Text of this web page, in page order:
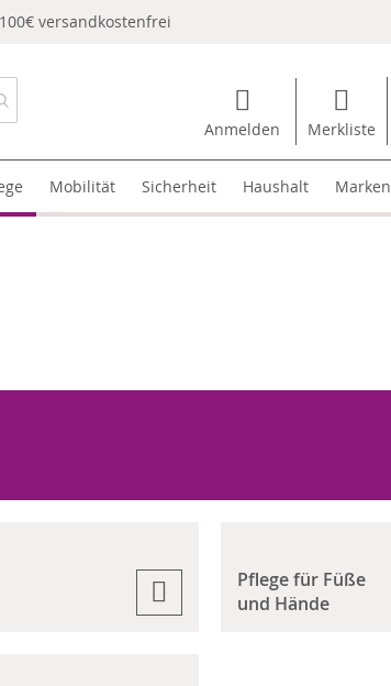
versandkostenfrei
Anmelden Merkliste
Mobilität Sicherheit Haushalt Marken
Pflege für Füße
und Hände